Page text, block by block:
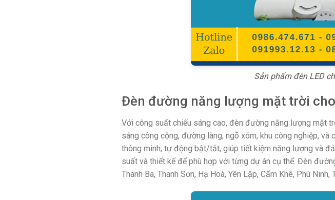
Sản phẩm đèn LED
Đèn đường năng lượng mặt trời
Với công suất chiếu sáng cao, đèn đường năng lượng mặt
sáng công cộng, đường làng, ngõ xóm, khu công nghiệp,
thông minh, tự động bật/tắt, giúp tiết kiệm năng lượng và
suất và thiết kế để phù hợp với từng dự án cụ thể. Đèn
Thanh Ba, Thanh Sơn, Hạ Hoà, Yên Lập, Cẩm Khê, Phù